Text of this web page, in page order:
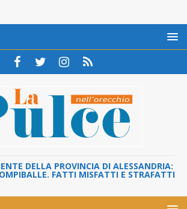
DELLA PROVINCIA DI ALESSANDRIA:
FATTI MISFATTI E STRAFATTI